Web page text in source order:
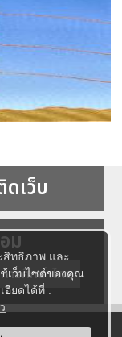
สิทธิภาพ และ
เว็บไซต์ของคุณ
อียดได้ที่ :
เว็บ
ม
ารศึกษาไทย